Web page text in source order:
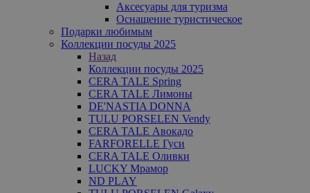
Аксесуары для туризма
Оснащение туристическое
Подарки любимым
Коллекции посуды 2025
Назад
Коллекции посуды 2025
CERA TALE Spring
CERA TALE Лимоны
DE'NASTIA DONNA
TULU PORSELEN Vendy
CERA TALE Авокадо
FARFORELLE Гуси
CERA TALE Оливки
LUCKY Мрамор
ND PLAY